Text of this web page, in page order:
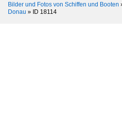
Bilder und Fotos von Schiffen und Booten
Donau » ID 18114